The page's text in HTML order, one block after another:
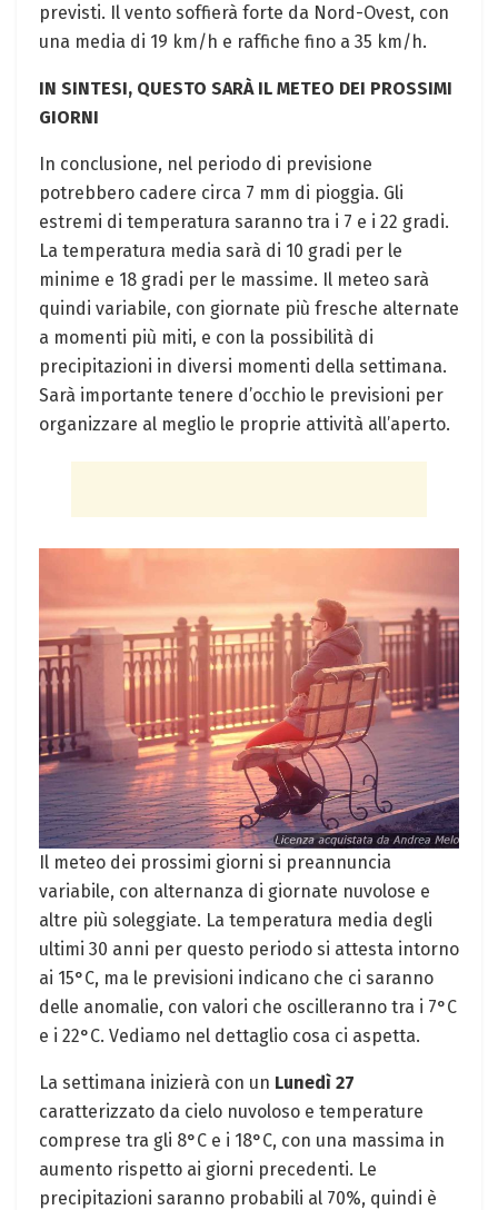
previsti. Il vento soffierà forte da Nord-Ovest, con
una media di 19 km/h e raffiche fino a 35 km/h.
IN SINTESI, QUESTO SARÀ IL METEO DEI PROSSIMI
GIORNI
In conclusione, nel periodo di previsione
potrebbero cadere circa 7 mm di pioggia. Gli
estremi di temperatura saranno tra i 7 e i 22 gradi.
La temperatura media sarà di 10 gradi per le
minime e 18 gradi per le massime. Il meteo sarà
quindi variabile, con giornate più fresche alternate
a momenti più miti, e con la possibilità di
precipitazioni in diversi momenti della settimana.
Sarà importante tenere d’occhio le previsioni per
organizzare al meglio le proprie attività all’aperto.
Il meteo dei prossimi giorni si preannuncia
variabile, con alternanza di giornate nuvolose e
altre più soleggiate. La temperatura media degli
ultimi 30 anni per questo periodo si attesta intorno
ai 15°C, ma le previsioni indicano che ci saranno
delle anomalie, con valori che oscilleranno tra i 7°C
e i 22°C. Vediamo nel dettaglio cosa ci aspetta.
La settimana inizierà con un Lunedì 27
caratterizzato da cielo nuvoloso e temperature
comprese tra gli 8°C e i 18°C, con una massima in
aumento rispetto ai giorni precedenti. Le
precipitazioni saranno probabili al 70%, quindi è